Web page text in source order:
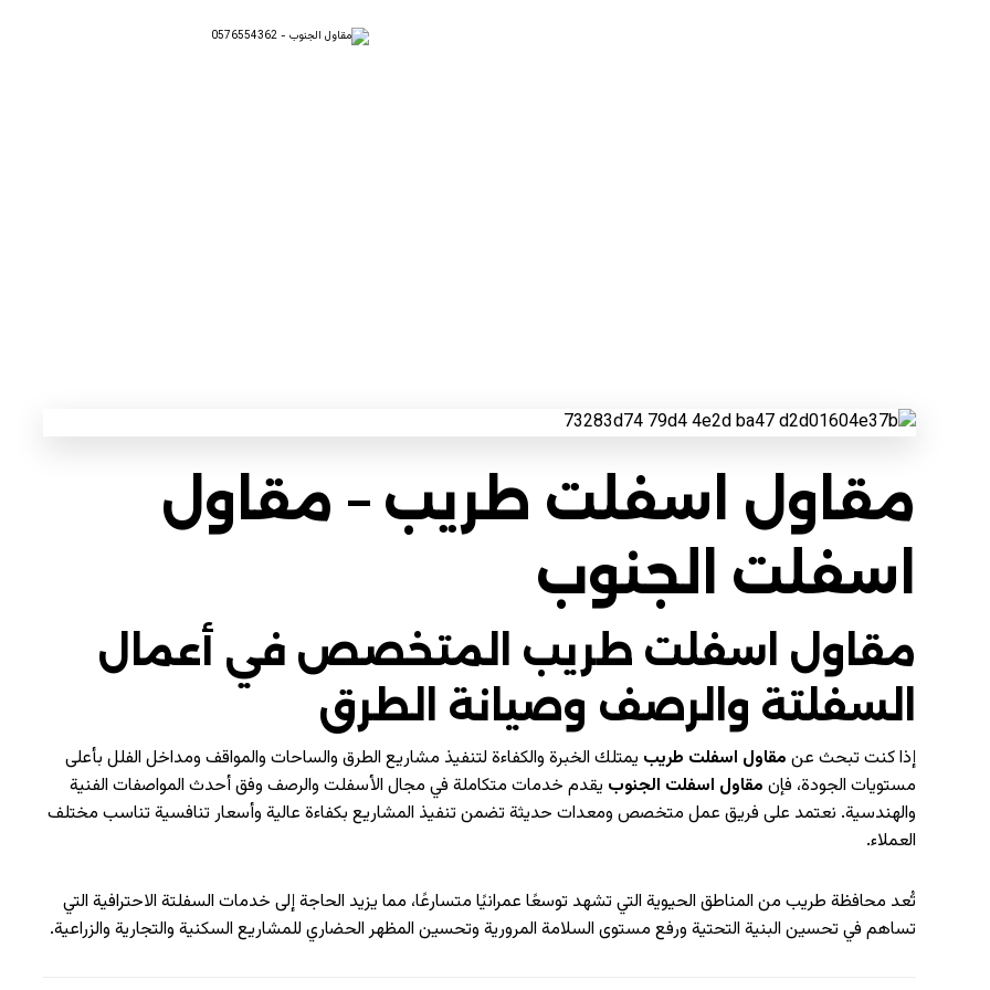
مقاول اسفلت طريب – مقاول
اسفلت الجنوب
مقاول اسفلت طريب المتخصص في أعمال
السفلتة والرصف وصيانة الطرق
إذا كنت تبحث عن مقاول اسفلت طريب يمتلك الخبرة والكفاءة لتنفيذ مشاريع الطرق والساحات والمواقف ومداخل الفلل بأعلى
مستويات الجودة، فإن مقاول اسفلت الجنوب يقدم خدمات متكاملة في مجال الأسفلت والرصف وفق أحدث المواصفات الفنية
والهندسية. نعتمد على فريق عمل متخصص ومعدات حديثة تضمن تنفيذ المشاريع بكفاءة عالية وأسعار تنافسية تناسب مختلف
العملاء.
تُعد محافظة طريب من المناطق الحيوية التي تشهد توسعًا عمرانيًا متسارعًا، مما يزيد الحاجة إلى خدمات السفلتة الاحترافية التي
تساهم في تحسين البنية التحتية ورفع مستوى السلامة المرورية وتحسين المظهر الحضاري للمشاريع السكنية والتجارية والزراعية.